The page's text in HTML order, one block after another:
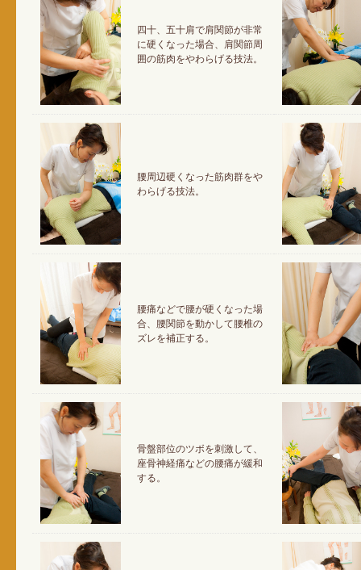
四十、五十肩で肩関節が非常
に硬くなった場合、肩関節周
囲の筋肉をやわらげる技法。
腰周辺硬くなった筋肉群をや
わらげる技法。
腰痛などで腰が硬くなった場
合、腰関節を動かして腰椎の
ズレを補正する。
骨盤部位のツボを刺激して、
座骨神経痛などの腰痛が緩和
する。